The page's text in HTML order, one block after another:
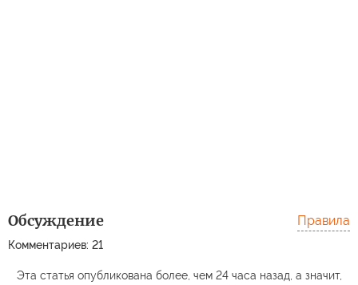
Обсуждение
Комментариев: 21
Правила
Эта статья опубликована более, чем 24 часа назад, а значит,